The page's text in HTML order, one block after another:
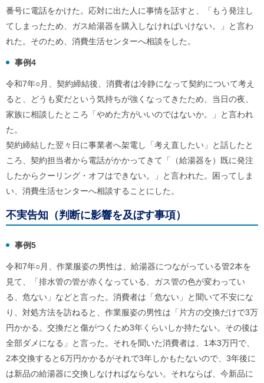
番号に電話をかけた。応対に出た人に事情を話すと、「もう発注し
てしまったため、ガス給湯器を購入しなければいけない。」と言わ
れた。そのため、消費生活センターへ相談をした。
事例4
令和7年○月、契約締結後、消費者は冷静になって契約について考え
ると、どうも変だという気持ちが強くなってきたため、当日の夜、
家族に相談したところ「やめた方がいいのではないか。」と言われ
た。
契約締結した翌々日に事業者へ架電し「考え直したい」と話したと
ころ、契約担当者から電話がかかってきて「（給湯器を）既に発注
したからクーリング・オフはできない。」と言われた。困ってしま
い、消費生活センターへ相談することにした。
不実告知（判断に影響を及ぼす事項）
事例5
令和7年○月、作業服姿の男性は、給湯器につながっている管2本を
見て、「排水管の管が赤くなっている、ガス管の色が変わってい
る、危ない」などと言った。消費者は「危ない」と聞いて不安にな
り、対処方法を訪ねると、作業服姿の男性は「片方の交換だけで3万
円かかる。交換だと傷がつくため3年くらいしか持たない。その後は
全部ダメになる」と言った。それを聞いた消費者は、1本3万円で、
2本交換すると6万円かかるがそれで3年しかもたないので、3年後に
は新品の給湯器に交換しなければならない。それならば、今新品に